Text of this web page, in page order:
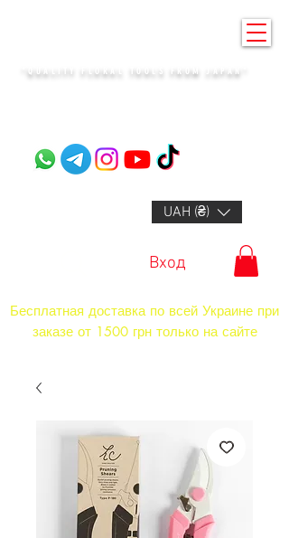
"QUALITY FLORAL TOOLS FROM JAPAN"​
UAH (₴)
Вход
Бесплатная доставка по всей Украине при
заказе от 1500 грн только на сайте